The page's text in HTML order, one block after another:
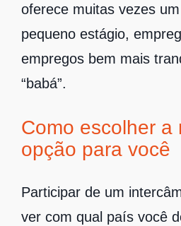
oferece muitas vezes
pequeno estágio,
empregos bem mais
“babá”.
Como escolher a
opção para você
Participar de um
ver com qual país você